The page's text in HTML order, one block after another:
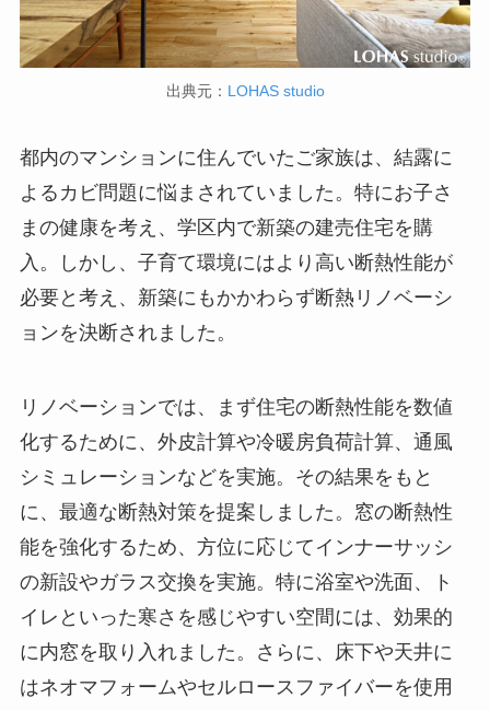
出典元： LOHAS studio
都内のマンションに住んでいたご家族は、結露に
よるカビ問題に悩まされていました。特にお子さ
まの健康を考え、学区内で新築の建売住宅を購
入。しかし、子育て環境にはより高い断熱性能が
必要と考え、新築にもかかわらず断熱リノベーシ
ョンを決断されました。
リノベーションでは、まず住宅の断熱性能を数値
化するために、外皮計算や冷暖房負荷計算、通風
シミュレーションなどを実施。その結果をもと
に、最適な断熱対策を提案しました。窓の断熱性
能を強化するため、方位に応じてインナーサッシ
の新設やガラス交換を実施。特に浴室や洗面、ト
イレといった寒さを感じやすい空間には、効果的
に内窓を取り入れました。さらに、床下や天井に
はネオマフォームやセルロースファイバーを使用